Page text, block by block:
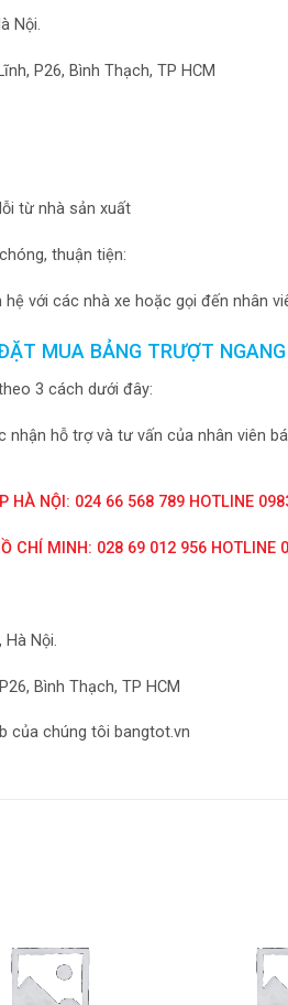
Nội.
P26, Bình Thạch, TP HCM
từ nhà sản xuất
thuận tiện:
với các nhà xe hoặc gọi đến nhân
MUA BẢNG TRƯỢT
3 cách dưới đây:
hỗ trợ và tư vấn của nhân viên
HÀ NỘI: 024 66 568 789 HOTLINE
CHÍ MINH: 028 69 012 956 HOTLINE
Hà Nội.
Bình Thạch, TP HCM
của chúng tôi bangtot.vn